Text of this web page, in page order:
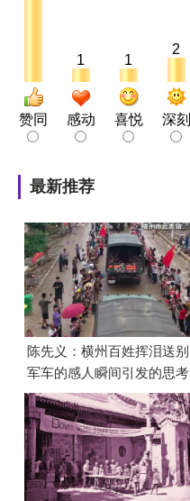
赞同
1
感动
1
喜悦
2
深刻
最新推荐
陈先义：横州百姓挥泪送别
军车的感人瞬间引发的思考